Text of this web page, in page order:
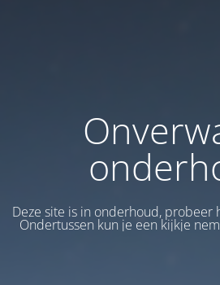
Deze site is in onderhoud, probeer
Ondertussen kun je een kijkje